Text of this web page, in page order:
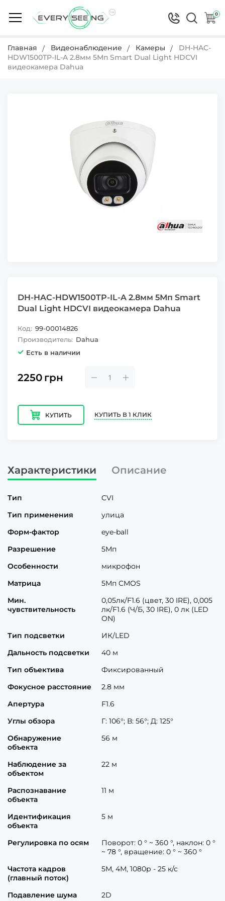
0
Главная Видеонаблюдение Камеры
DH-HAC-
HDW1500TP-IL-A 2.8мм 5Мп Smart Dual Light HDCVI
видеокамера Dahua
DH-HAC-HDW1500TP-IL-A 2.8мм 5Мп Smart
Dual Light HDCVI видеокамера Dahua
Код: 99-00014826
Производитель: Dahua
Есть в наличии
2250 грн
КУПИТЬ КУПИТЬ В 1 КЛИК
Характеристики Описание
Тип
CVI
Тип применения
улица
Форм-фактор
eye-ball
Разрешение
5Мп
Особенности
микрофон
Матрица
5Мп CMOS
Мин.
чувствительность
0,05лк/F1.6 (цвет, 30 IRE), 0,005
лк/F1.6 (Ч/Б, 30 IRE), 0 лк (LED
ON)
Тип подсветки
ИК/LED
Дальность подсветки
40 м
Тип объектива
Фиксированный
Фокусное расстояние
2.8 мм
Апертура
F1.6
Углы обзора
Г: 106°; В: 56°; Д: 125°
Обнаружение
объекта
56 м
Наблюдение за
объектом
22 м
Распознавание
объекта
11 м
Идентификация
объекта
5 м
Регулировка по осям
Поворот: 0 ° ~ 360 °, наклон: 0 °
~ 78 °, вращение: 0 ° ~ 360 °
Частота кадров
(главный поток)
5М, 4М, 1080р - 25 к/с
Подавление шума
2D